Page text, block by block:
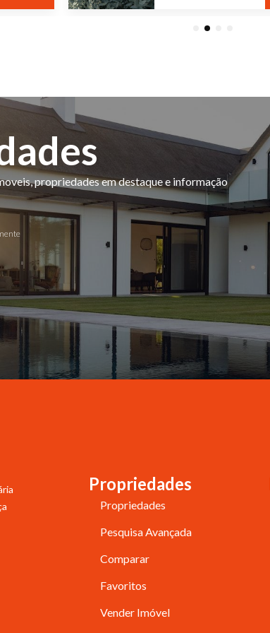
propriedades em destaque e informação
Propriedades
Propriedades
Pesquisa Avançada
Comparar
Favoritos
Vender Imóvel